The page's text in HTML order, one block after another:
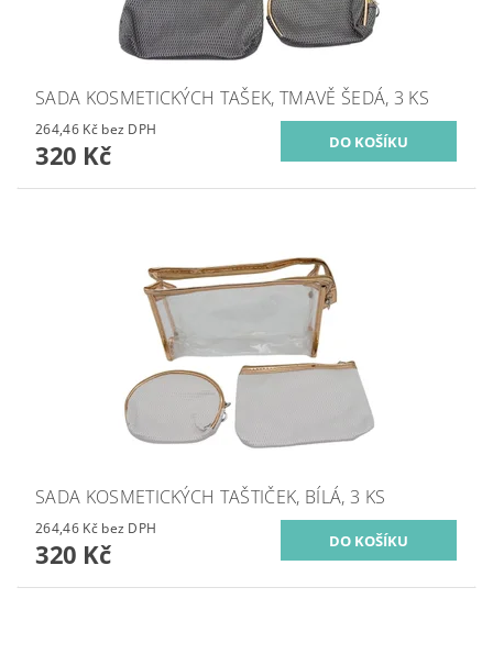
SADA KOSMETICKÝCH TAŠEK, TMAVĚ ŠEDÁ, 3 KS
264,46 Kč bez DPH
320 Kč
SADA KOSMETICKÝCH TAŠTIČEK, BÍLÁ, 3 KS
264,46 Kč bez DPH
320 Kč